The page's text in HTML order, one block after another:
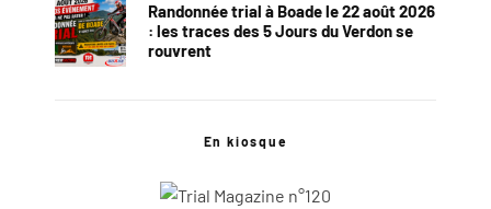
Randonnée trial à Boade le 22 août 2026
: les traces des 5 Jours du Verdon se
rouvrent
En kiosque